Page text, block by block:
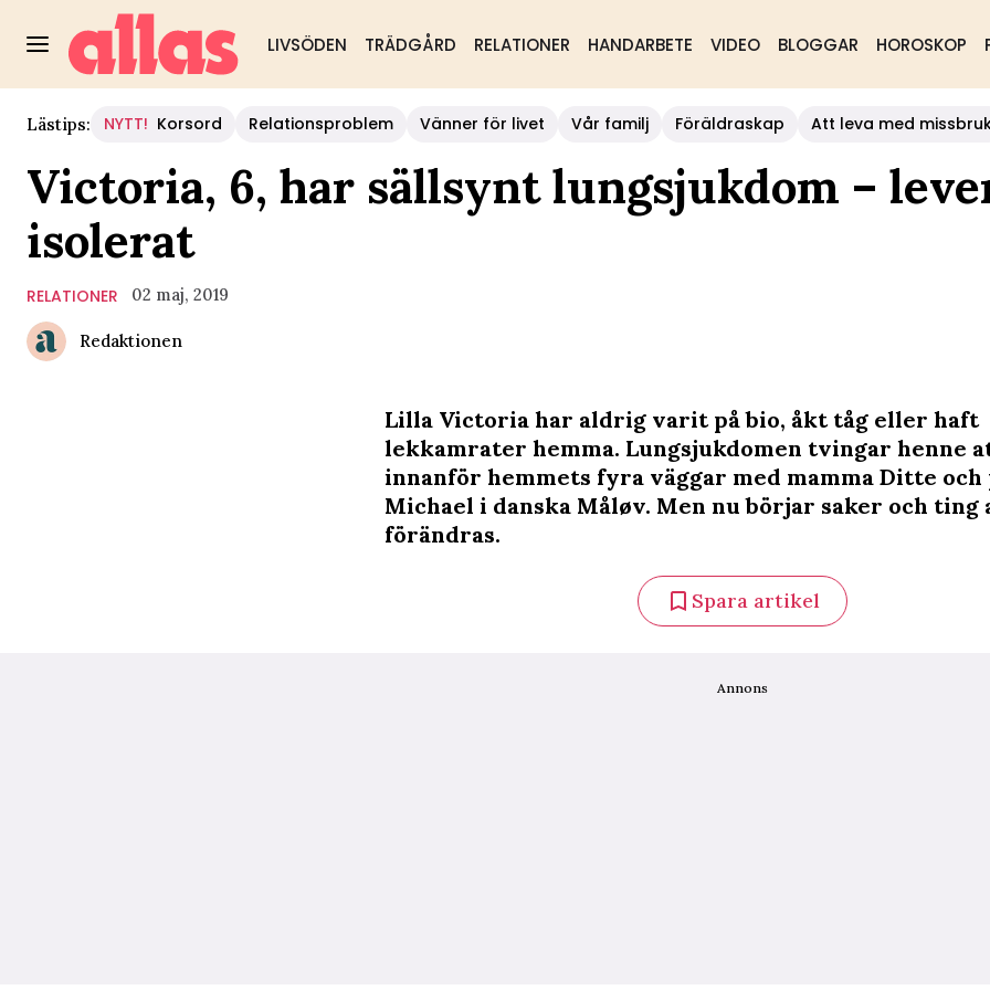
LIVSÖDEN TRÄDGÅRD RELATIONER HANDARBETE VIDEO BLOGGAR HOROSKOP
Lästips: NYTT! Korsord Relationsproblem Vänner för livet Vår familj Föräldraskap Att leva med
Victoria, 6, har sällsynt lungsjukdom –
isolerat
RELATIONER 02 maj, 2019
Redaktionen
Lilla Victoria har aldrig varit på bio, åkt tåg eller haft
lekkamrater hemma. Lungsjukdomen tvingar henne
innanför hemmets fyra väggar med mamma Ditte och
Michael i danska Måløv. Men nu börjar saker och ting
förändras.
Spara artikel
Annons